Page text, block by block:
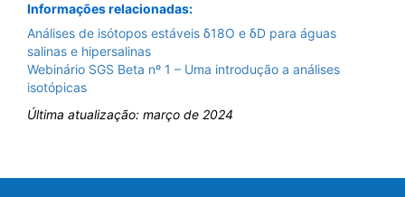
Informações relacionadas:
Análises de isótopos estáveis δ18O e δD para águas
salinas e hipersalinas
Webinário SGS Beta nº 1 – Uma introdução a análises
isotópicas
Última atualização: março de 2024